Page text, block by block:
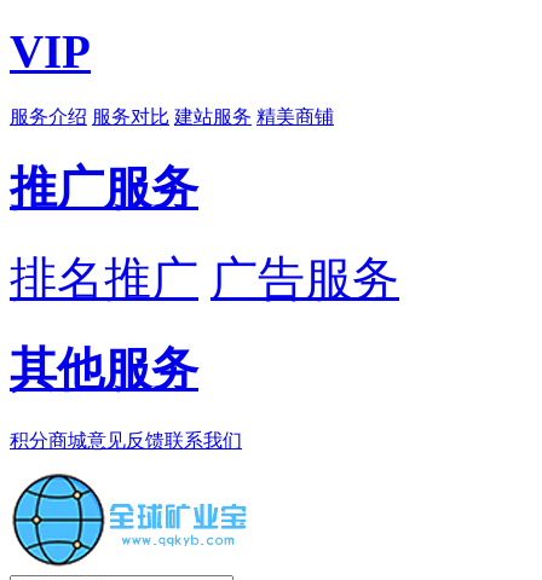
VIP
服务介绍 服务对比 建站服务 精美商铺
推广服务
排名推广 广告服务
其他服务
积分商城意见反馈联系我们